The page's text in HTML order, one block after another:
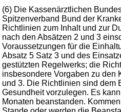
(6) Die Kassenärztlichen
Spitzenverband Bund der
Richtlinien zum Inhalt und zur
nach den Absätzen 2 und 3
Voraussetzungen für die
Absatz 5 Satz 3 und des
gestützten Regelwerks; die
insbesondere Vorgaben zu den
und 3. Die Richtlinien sind dem
Gesundheit vorzulegen. Es
Monaten beanstanden.